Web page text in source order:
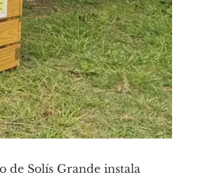
de Solís Grande instala